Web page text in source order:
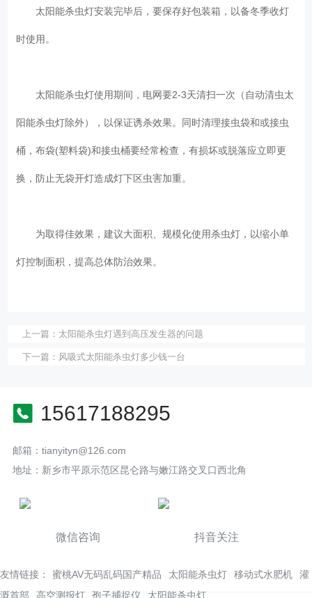
太阳能杀虫灯安装完毕后，要保存好包装箱，以备冬季收灯
时使用。
太阳能杀虫灯使用期间，电网要2-3天清扫一次（自动清虫太
阳能杀虫灯除外），以保证诱杀效果。同时清理接虫袋和或接虫
桶，布袋(塑料袋)和接虫桶要经常检查，有损坏或脱落应立即更
换，防止无袋开灯造成灯下区虫害加重。
为取得佳效果，建议大面积、规模化使用杀虫灯，以缩小单
灯控制面积，提高总体防治效果。
上一篇： 太阳能杀虫灯遇到高压发生器的问题
下一篇： 风吸式太阳能杀虫灯多少钱一台
15617188295
邮箱：tianyityn@126.com
地址：新乡市平原示范区昆仑路与嫩江路交叉口西北角
微信咨询 抖音关注
友情链接： 蜜桃AV无码乱码国产精品 太阳能杀虫灯 移动式水肥机
灌
溉首部
高空测报灯 孢子捕捉仪 太阳能杀虫灯